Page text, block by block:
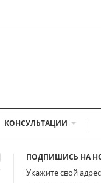
КОНСУЛЬТАЦИИ
ПОДПИШИСЬ НА
Укажите свой